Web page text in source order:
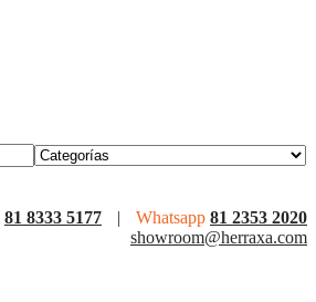
81 8333 5177 | Whatsapp 81 2353 2020
showroom@herraxa.com